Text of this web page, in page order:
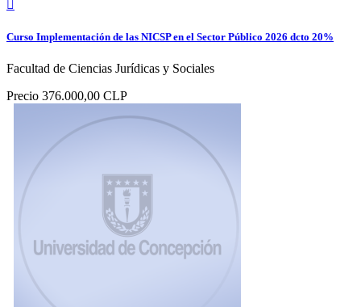

Curso Implementación de las NICSP en el Sector Público 2026 dcto 20%
Facultad de Ciencias Jurídicas y Sociales
Precio 376.000,00 CLP